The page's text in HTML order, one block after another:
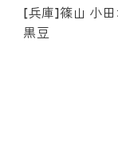
[兵庫]篠山 小
黒豆